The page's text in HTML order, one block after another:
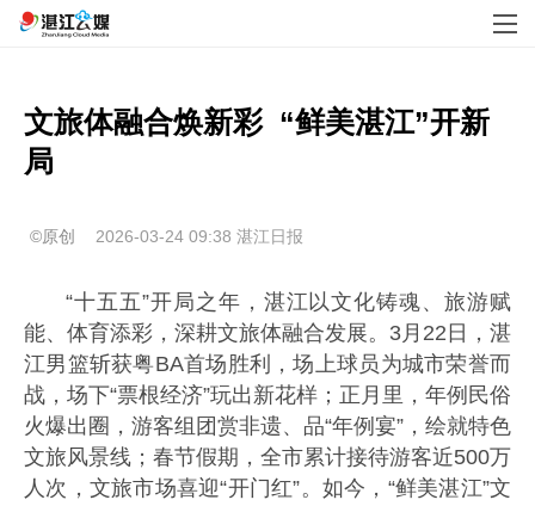
文旅体融合焕新彩  “鲜美湛江”开新
局
©原创 2026-03-24 09:38 湛江日报
“十五五”开局之年，湛江以文化铸魂、旅游赋
能、体育添彩，深耕文旅体融合发展。3月22日，湛
江男篮斩获粤BA首场胜利，场上球员为城市荣誉而
战，场下“票根经济”玩出新花样；正月里，年例民俗
火爆出圈，游客组团赏非遗、品“年例宴”，绘就特色
文旅风景线；春节假期，全市累计接待游客近500万
人次，文旅市场喜迎“开门红”。如今，“鲜美湛江”文